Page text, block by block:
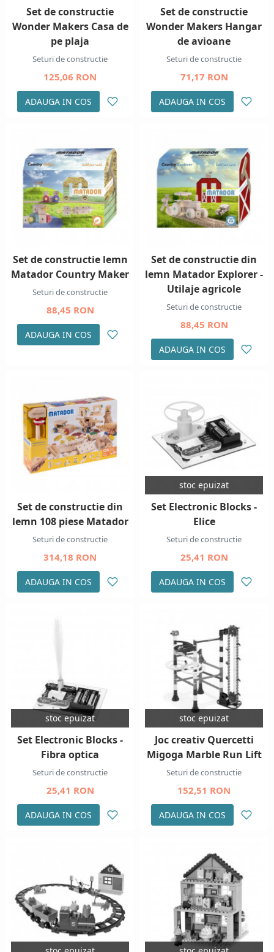
Set de constructie
Wonder Makers Casa de
pe plaja
Seturi de constructie
125,06 RON
ADAUGA IN COS
Set de constructie
Wonder Makers Hangar
de avioane
Seturi de constructie
71,17 RON
ADAUGA IN COS
Set de constructie lemn
Matador Country Maker
Seturi de constructie
88,45 RON
ADAUGA IN COS
Set de constructie din
lemn Matador Explorer -
Utilaje agricole
Seturi de constructie
88,45 RON
ADAUGA IN COS
Set de constructie din
lemn 108 piese Matador
Seturi de constructie
314,18 RON
ADAUGA IN COS
stoc epuizat
Set Electronic Blocks -
Elice
Seturi de constructie
25,41 RON
ADAUGA IN COS
stoc epuizat
Set Electronic Blocks -
Fibra optica
Seturi de constructie
25,41 RON
ADAUGA IN COS
stoc epuizat
Joc creativ Quercetti
Migoga Marble Run Lift
Seturi de constructie
152,51 RON
ADAUGA IN COS